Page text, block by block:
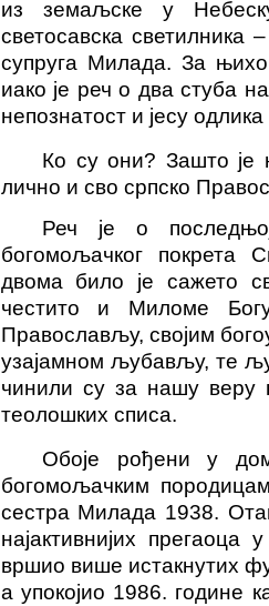
из земаљске у
светосавска
супруга Милада. За
иако је реч о два стуба
непознатост и јесу
Ко су они? Зашто је
лично и сво српско
Реч је о
богомољачког покрета
двома било је сажето
честито и Миломе
Православљу, својим
узајамном љубављу, те
чинили су за нашу веру
теолошких списа.
Обоје рођени у
богомољачким
сестра Милада 1938.
најактивнијих
вршио више истакнутих
а упокојио 1986. године